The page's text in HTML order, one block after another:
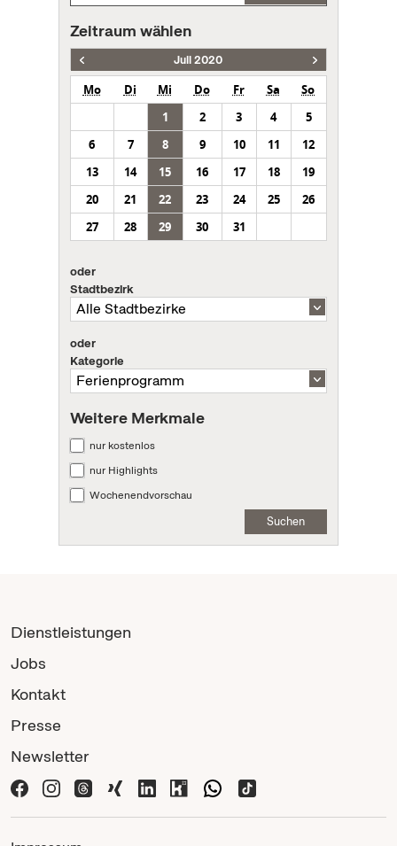
Zeitraum wählen
Juli 2020
Mo Di Mi Do Fr Sa
So
1
2 3 4
5
6
7 8 9 10 11
12
13
14 15 16 17 18
19
20
21 22 23 24 25
26
27
28 29 30 31
oder
Stadtbezirk
oder
Kategorie
Weitere Merkmale
nur kostenlos
nur Highlights
Wochenendvorschau
Suchen
Dienstleistungen
Jobs
Kontakt
Presse
Newsletter